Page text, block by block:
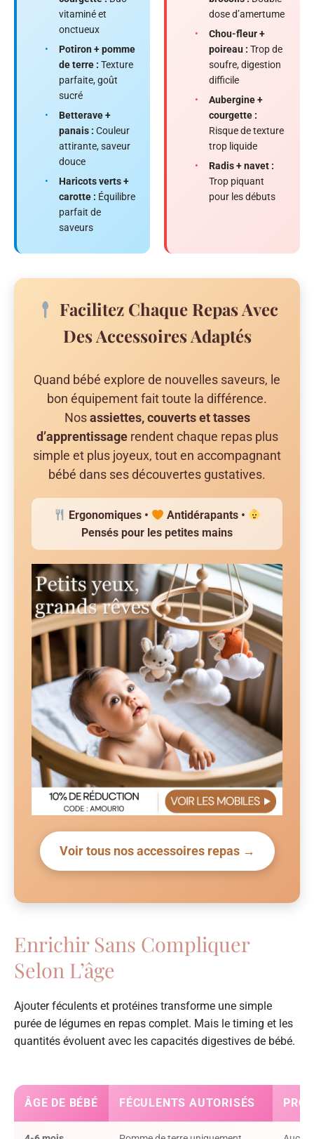
vitaminé et
onctueux
•
Potiron + pomme
de terre : Texture
parfaite, goût
sucré
•
Betterave +
panais : Couleur
attirante, saveur
douce
•
Haricots verts +
carotte : Équilibre
parfait de
saveurs
dose d’amertume
•
Chou-fleur +
poireau : Trop de
soufre, digestion
difficile
•
Aubergine +
courgette :
Risque de texture
trop liquide
•
Radis + navet :
Trop piquant
pour les débuts
Facilitez Chaque Repas Avec
Des Accessoires Adaptés
Quand bébé explore de nouvelles saveurs, le
bon équipement fait toute la différence.
Nosassiettes, couverts et tasses
d’apprentissagerendent chaque repas plus
simple et plus joyeux, tout en accompagnant
bébé dans ses découvertes gustatives.
Ergonomiques •
Antidérapants •
Pensés pour les petites mains
Voir tous nos accessoires repas →
Enrichir Sans Compliquer
Selon L’âge
Ajouter féculents et protéines transforme une simple
purée de légumes en repas complet. Mais le timing et les
quantités évoluent avec les capacités digestives de bébé.
ÂGE DE BÉBÉ FÉCULENTS AUTORISÉS